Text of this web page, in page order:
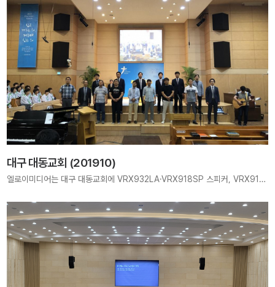
대구 대동교회 (201910)
엘로이미디어는 대구 대동교회에 VRX932LA·VRX918SP 스피커, VRX915M 모니터, ISA480-I25 2.5mm LED(4800mm×2880mm), Panasonic AW-HE120·HE40 카메라를 설치하여 선명한 사운드와 영상으로 예배 환경을 새롭게 조성했습니다.